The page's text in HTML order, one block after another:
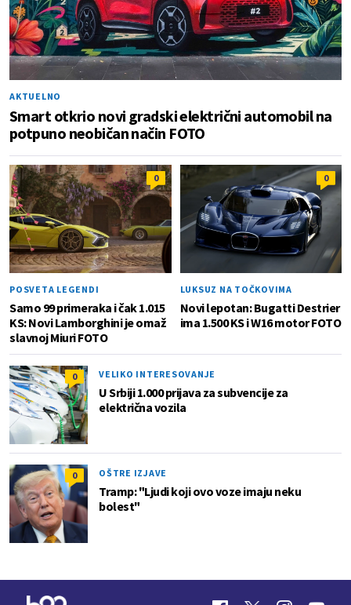
AKTUELNO
Smart otkrio novi gradski električni automobil na
potpuno neobičan način FOTO
0
POSVETA LEGENDI
Samo 99 primeraka i čak 1.015
KS: Novi Lamborghini je omaž
slavnoj Miuri FOTO
0
LUKSUZ NA TOČKOVIMA
Novi lepotan: Bugatti Destrier
ima 1.500 KS i W16 motor FOTO
0 VELIKO INTERESOVANJE
U Srbiji 1.000 prijava za subvencije za
električna vozila
0 OŠTRE IZJAVE
Tramp: "Ljudi koji ovo voze imaju neku
bolest"